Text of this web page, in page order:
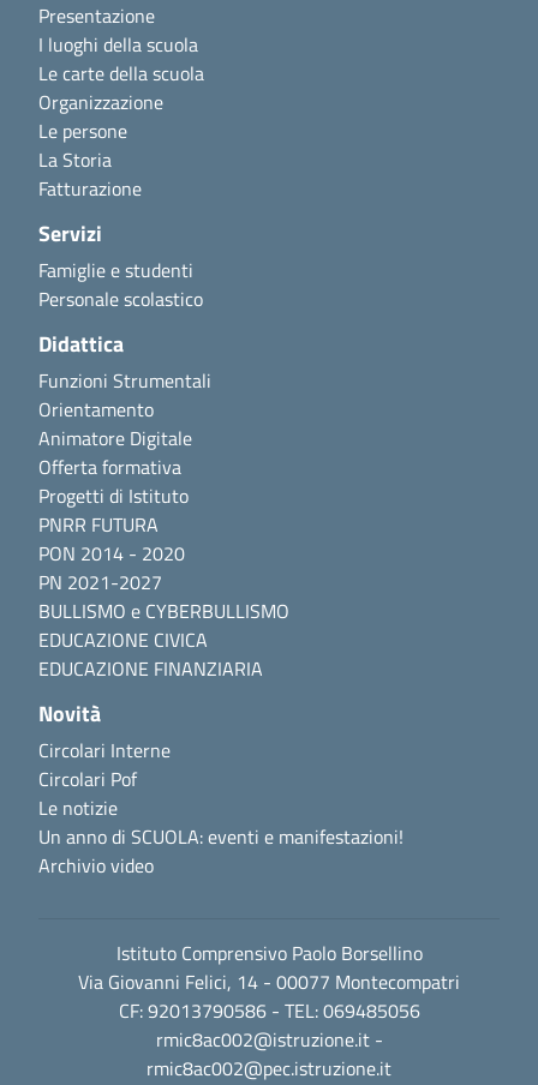
Presentazione
I luoghi della scuola
Le carte della scuola
Organizzazione
Le persone
La Storia
Fatturazione
Servizi
Famiglie e studenti
Personale scolastico
Didattica
Funzioni Strumentali
Orientamento
Animatore Digitale
Offerta formativa
Progetti di Istituto
PNRR FUTURA
PON 2014 - 2020
PN 2021-2027
BULLISMO e CYBERBULLISMO
EDUCAZIONE CIVICA
EDUCAZIONE FINANZIARIA
Novità
Circolari Interne
Circolari Pof
Le notizie
Un anno di SCUOLA: eventi e manifestazioni!
Archivio video
Istituto Comprensivo Paolo Borsellino
Via Giovanni Felici, 14 - 00077 Montecompatri
CF: 92013790586 - TEL: 069485056
rmic8ac002@istruzione.it-
rmic8ac002@pec.istruzione.it